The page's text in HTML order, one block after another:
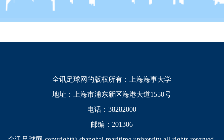
全讯足球网的版权所有：上海海事大学
地址：上海市浦东新区海港大道1550号
电话：38282000
邮编：201306